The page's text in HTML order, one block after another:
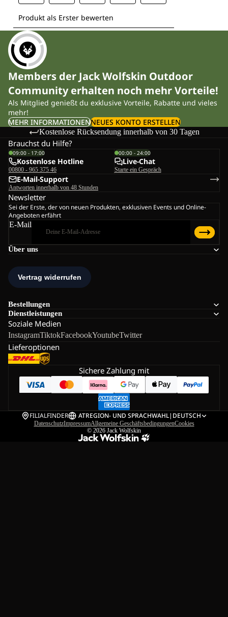
Members der Jack Wolfskin Outdoor
Community erhalten noch mehr Vorteile!
Als Mitglied genießt du exklusive Vorteile, Rabatte und vieles
mehr!
MEHR INFORMATIONENNEUES KONTO ERSTELLEN
Kostenlose Rücksendung innerhalb von 30 Tagen
Über uns
Bestellungen
Dienstleistungen
Soziale Medien
InstagramTiktokFacebookYoutubeTwitter
Lieferoptionen
Brauchst du Hilfe?
09:00 - 17:00
Kostenlose Hotline
00800 - 965 375 46
00:00 - 24:00
Live-Chat
Starte ein Gespräch
E-Mail-Support
Antworten innerhalb von 48 Stunden
Newsletter
Sei der Erste, der von neuen Produkten, exklusiven Events und Online-
Angeboten erfährt
E-Mail
Sichere Zahlung mit
FILIALFINDER ATREGION- UND SPRACHWAHL| DEUTSCH
DatenschutzImpressumAllgemeine GeschäftsbedingungenCookies
© 2026 Jack Wolfskin